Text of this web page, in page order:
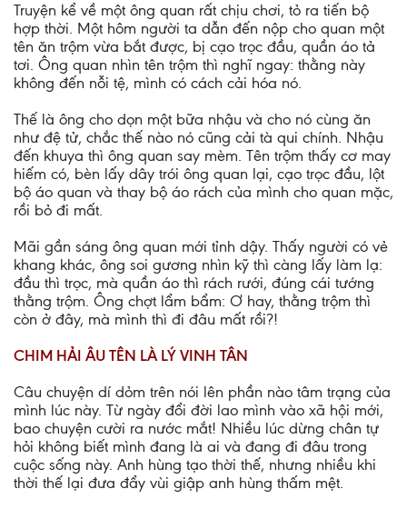
Truyện kể về một ông quan rất chịu chơi, tỏ ra tiến bộ
hợp thời. Một hôm người ta dẫn đến nộp cho quan một
tên ăn trộm vừa bắt được, bị cạo trọc đầu, quần áo tả
tơi. Ông quan nhìn tên trộm thì nghĩ ngay: thằng này
không đến nỗi tệ, mình có cách cải hóa nó.
Thế là ông cho dọn một bữa nhậu và cho nó cùng ăn
như đệ tử, chắc thế nào nó cũng cải tà qui chính. Nhậu
đến khuya thì ông quan say mèm. Tên trộm thấy cơ may
hiếm có, bèn lấy dây trói ông quan lại, cạo trọc đầu, lột
bộ áo quan và thay bộ áo rách của mình cho quan mặc,
rồi bỏ đi mất.
Mãi gần sáng ông quan mới tỉnh dậy. Thấy người có vẻ
khang khác, ông soi gương nhìn kỹ thì càng lấy làm lạ:
đầu thì trọc, mà quần áo thì rách rưới, đúng cái tướng
thằng trộm. Ông chợt lẩm bẩm: Ơ hay, thằng trộm thì
còn ở đây, mà mình thì đi đâu mất rồi?!
CHIM HẢI ÂU TÊN LÀ LÝ VINH TÂN
Câu chuyện dí dỏm trên nói lên phần nào tâm trạng của
mình lúc này. Từ ngày đổi đời lao mình vào xã hội mới,
bao chuyện cười ra nước mắt! Nhiều lúc dừng chân tự
hỏi không biết mình đang là ai và đang đi đâu trong
cuộc sống này. Anh hùng tạo thời thế, nhưng nhiều khi
thời thế lại đưa đẩy vùi giập anh hùng thấm mệt.